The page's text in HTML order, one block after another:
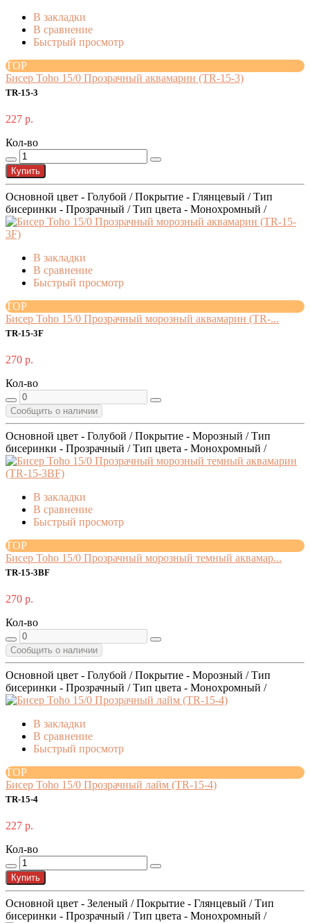
В закладки
В сравнение
Быстрый просмотр
TOP
Бисер Toho 15/0 Прозрачный аквамарин (TR-15-3)
TR-15-3
227 р.
Кол-во
Купить
Основной цвет - Голубой / Покрытие - Глянцевый / Тип
бисеринки - Прозрачный / Тип цвета - Монохромный /
В закладки
В сравнение
Быстрый просмотр
TOP
Бисер Toho 15/0 Прозрачный морозный аквамарин (TR-...
TR-15-3F
270 р.
Кол-во
Сообщить о наличии
Основной цвет - Голубой / Покрытие - Морозный / Тип
бисеринки - Прозрачный / Тип цвета - Монохромный /
В закладки
В сравнение
Быстрый просмотр
TOP
Бисер Toho 15/0 Прозрачный морозный темный аквамар...
TR-15-3BF
270 р.
Кол-во
Сообщить о наличии
Основной цвет - Голубой / Покрытие - Морозный / Тип
бисеринки - Прозрачный / Тип цвета - Монохромный /
В закладки
В сравнение
Быстрый просмотр
TOP
Бисер Toho 15/0 Прозрачный лайм (TR-15-4)
TR-15-4
227 р.
Кол-во
Купить
Основной цвет - Зеленый / Покрытие - Глянцевый / Тип
бисеринки - Прозрачный / Тип цвета - Монохромный /